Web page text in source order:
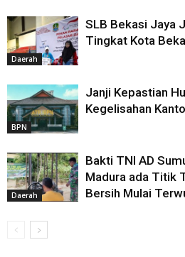
Daerah
SLB Bekasi Jaya
Tingkat Kota
BPN
Janji Kepastian
Kegelisahan
Daerah
Bakti TNI AD
Madura ada Titik
Bersih Mulai